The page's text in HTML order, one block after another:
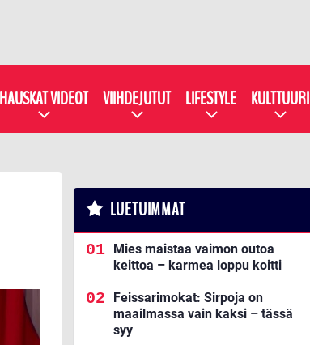
HAUSKAT VIDEOT VIIHDEJUTUT LIFESTYLE KULTTUURI
LUETUIMMAT
Mies maistaa vaimon outoa
keittoa – karmea loppu koitti
Feissarimokat: Sirpoja on
maailmassa vain kaksi – tässä
syy